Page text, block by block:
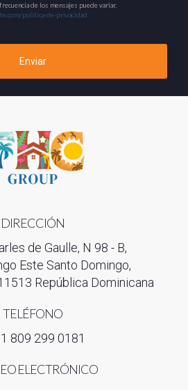
de los mensajes puede variar.
politica-de-privacidad
Enviar
DIRECCIÓN
de Gaulle, N 98 - B,
Este Santo Domingo,
República Dominicana
TELÉFONO
809 299 0181
ELECTRÓNICO